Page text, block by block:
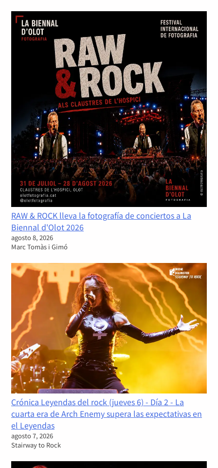
RAW & ROCK lleva la fotografía de conciertos a La
Biennal d'Olot 2026
agosto 8, 2026
Marc Tomàs i Gimó
Crónica Leyendas del rock (jueves 6) - Día 2 - La
cuarta era de Arch Enemy supera las expectativas en
el Leyendas
agosto 7, 2026
Stairway to Rock